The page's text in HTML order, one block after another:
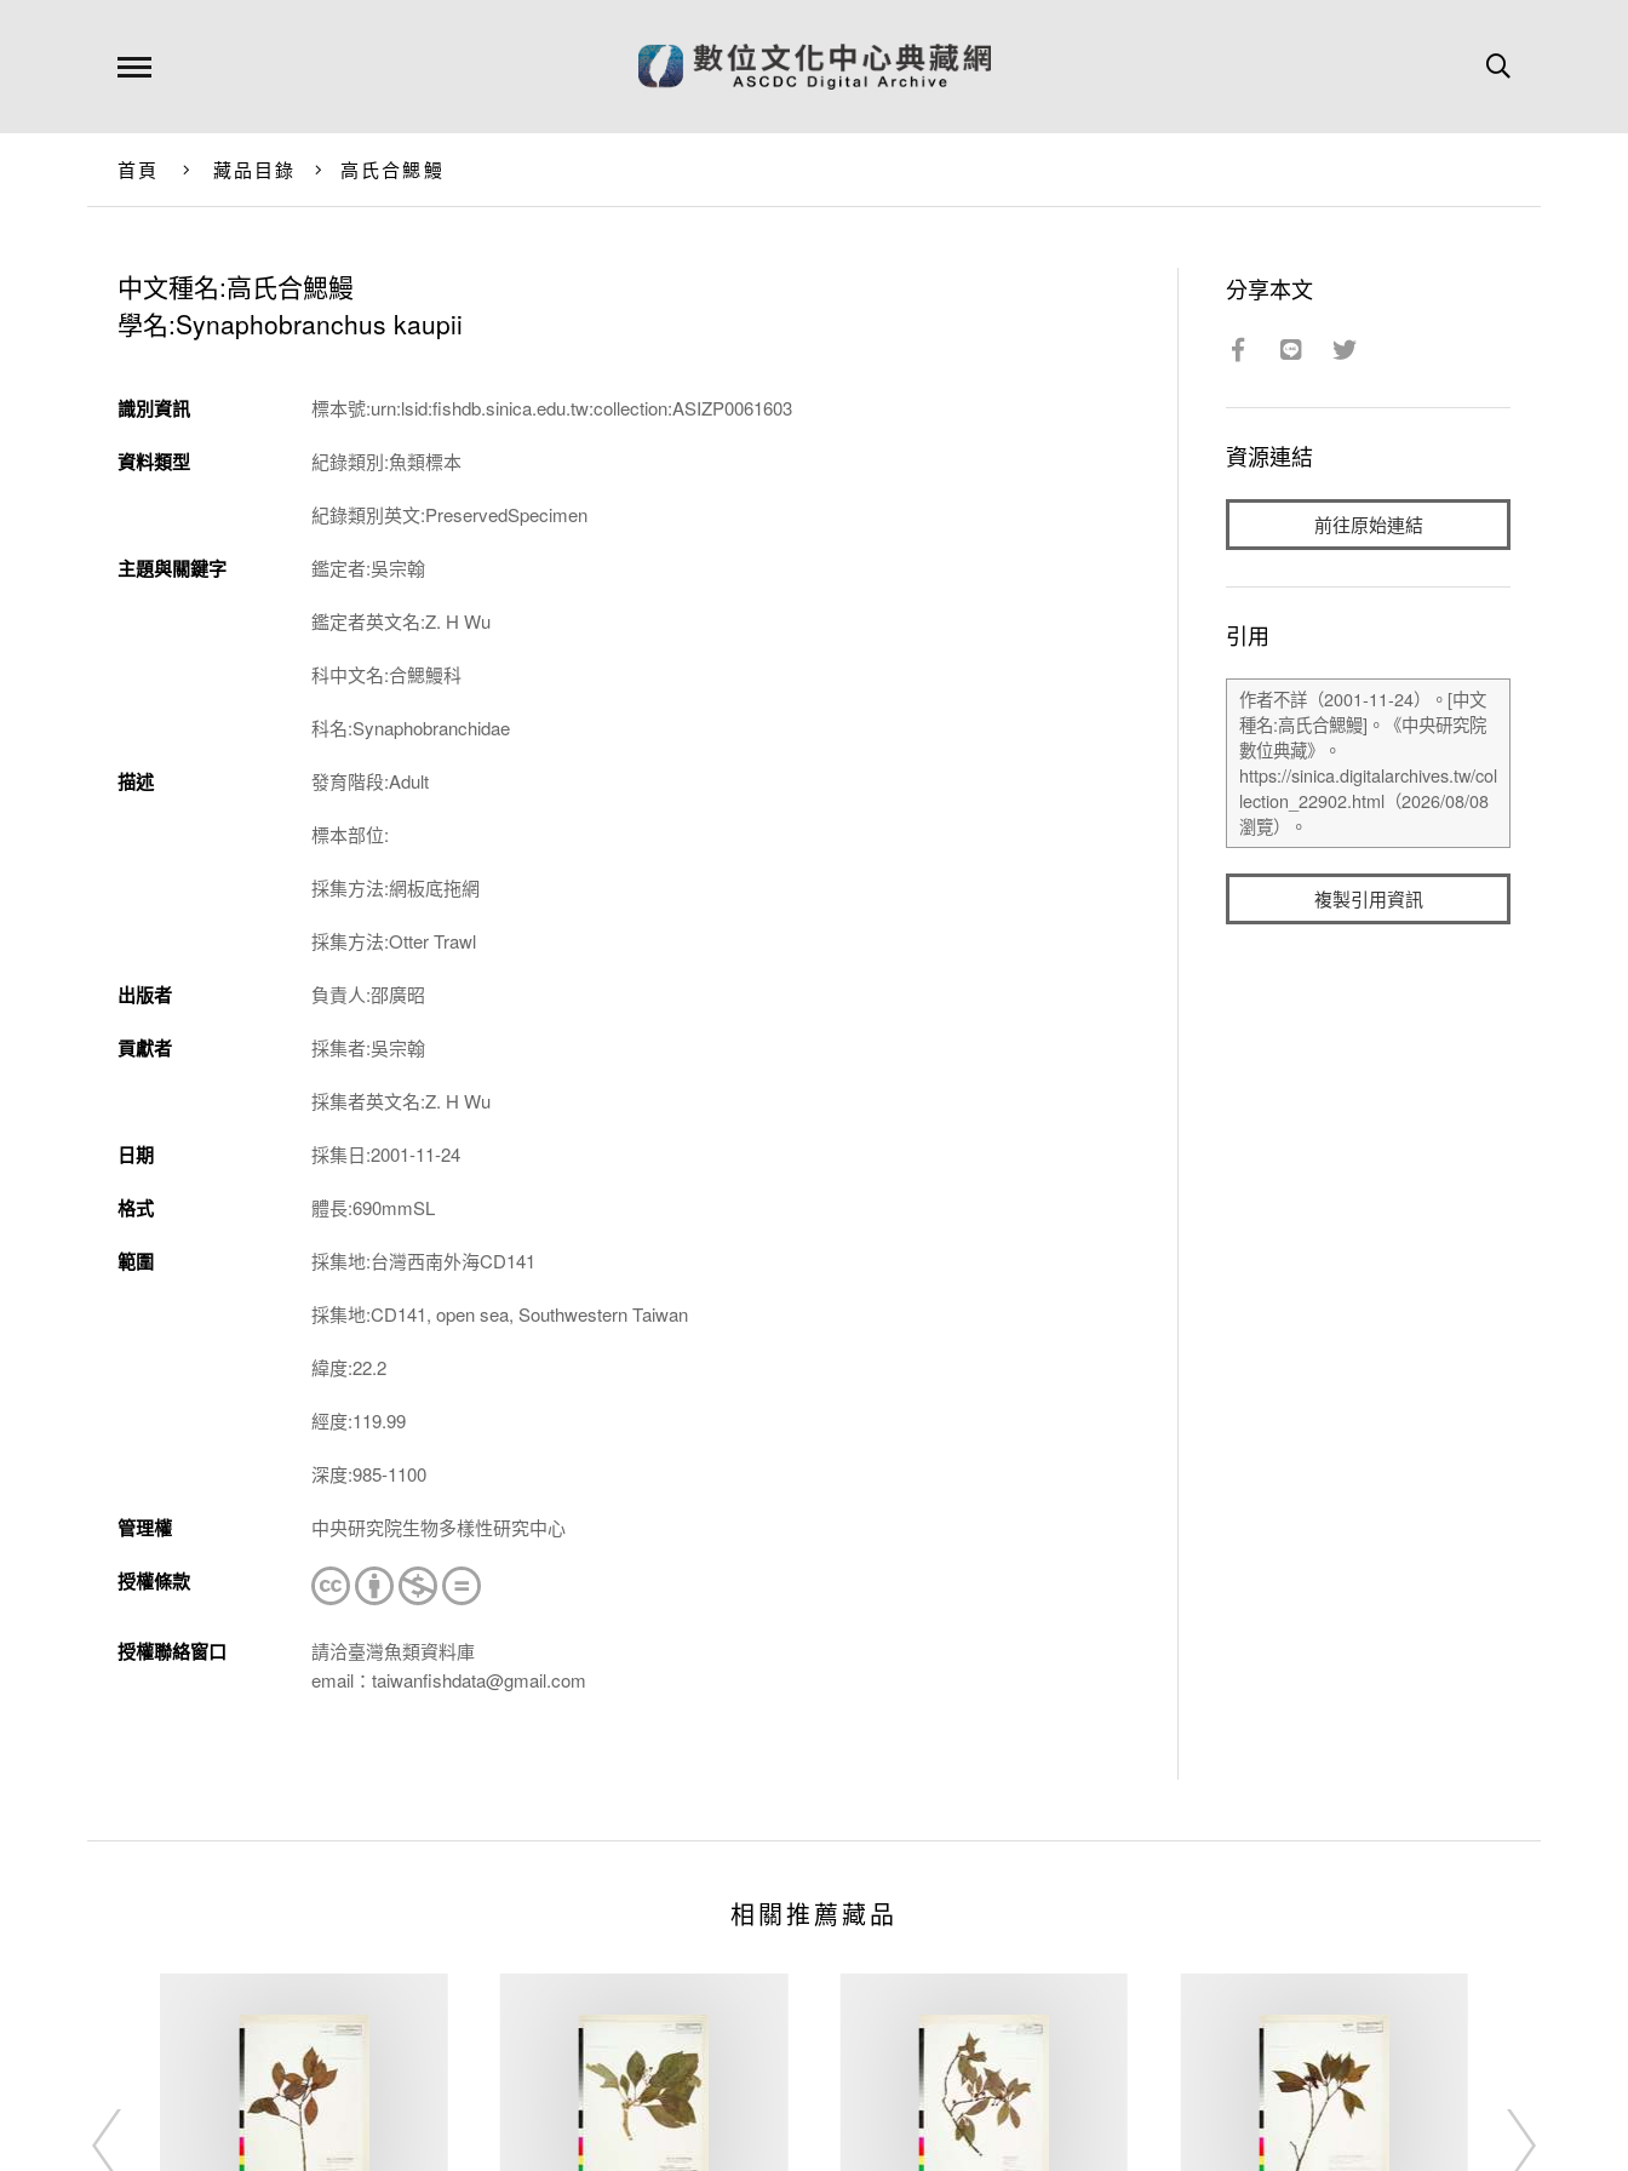
首頁 藏品目錄 高氏合鰓鰻
中文種名:高氏合鰓鰻
學名:Synaphobranchus kaupii
識別資訊 標本號:urn:lsid:fishdb.sinica.edu.tw:collection:ASIZP0061603
資料類型 紀錄類別:魚類標本
紀錄類別英文:PreservedSpecimen
主題與關鍵字 鑑定者:吳宗翰
鑑定者英文名:Z. H Wu
科中文名:合鰓鰻科
科名:Synaphobranchidae
描述 發育階段:Adult
標本部位:
採集方法:網板底拖網
採集方法:Otter Trawl
出版者 負責人:邵廣昭
貢獻者 採集者:吳宗翰
採集者英文名:Z. H Wu
日期 採集日:2001-11-24
格式 體長:690mmSL
範圍 採集地:台灣西南外海CD141
採集地:CD141, open sea, Southwestern Taiwan
緯度:22.2
經度:119.99
深度:985-1100
管理權 中央研究院生物多樣性研究中心
授權條款
授權聯絡窗口
請洽臺灣魚類資料庫
email：taiwanfishdata@gmail.com
分享本文
資源連結
前往原始連結
引用
複製引用資訊
相關推薦藏品